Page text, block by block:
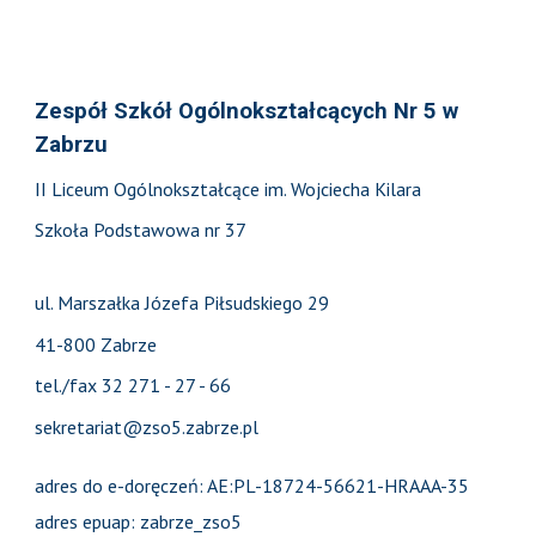
Zespół Szkół Ogólnokształcących Nr 5 w
Zabrzu
II Liceum Ogólnokształcące im. Wojciecha Kilara
Szkoła Podstawowa nr 37
ul. Marszałka Józefa Piłsudskiego 29
41-800 Zabrze
tel./fax 32 271 - 27 - 66
sekretariat@zso5.zabrze.pl
adres do e-doręczeń: AE:PL-18724-56621-HRAAA-35
adres epuap: zabrze_zso5